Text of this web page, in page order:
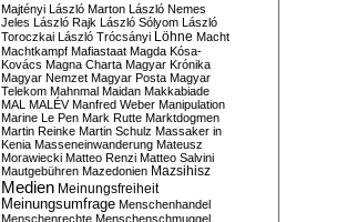
Majtényi László Marton László Nemes
Jeles László Rajk László Sólyom László
Toroczkai László Trócsányi Löhne Macht
Machtkampf Mafiastaat Magda Kósa-
Kovács Magna Charta Magyar Krónika
Magyar Nemzet Magyar Posta Magyar
Telekom Mahnmal Maidan Makkabiade
MAL MALÉV Manfred Weber Manipulation
Marine Le Pen Mark Rutte Marktdogmen
Martin Reinke Martin Schulz Massaker in
Kenia Masseneinwanderung Mateusz
Morawiecki Matteo Renzi Matteo Salvini
Mautgebühren Mazedonien Mazsihisz
Medien Meinungsfreiheit
Meinungsumfrage Menschenhandel
Menschenrechte Menschenschmuggel